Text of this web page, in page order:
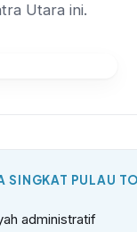
Utara ini.
SINGKAT PULAU
administratif